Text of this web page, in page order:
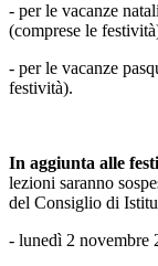
- per le vacanze
(comprese le
- per le vacanze
festività).
In aggiunta alle
lezioni saranno
del Consiglio di
- lunedì 2 novembre